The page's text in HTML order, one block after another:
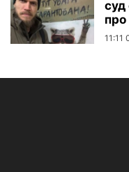
суд
про
11:11